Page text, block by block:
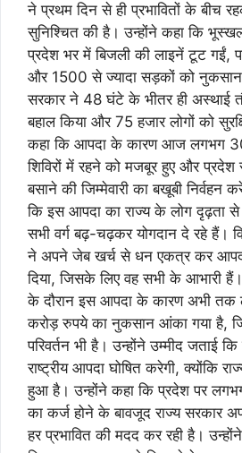
ने प्रथम दिन से ही प्रभावितों के बीच
सुनिश्चित की है। उन्होंने कहा कि
प्रदेश भर में बिजली की लाइनें टूट गईं,
और 1500 से ज्यादा सड़कों को नुकसान
सरकार ने 48 घंटे के भीतर ही अस्थाई
बहाल किया और 75 हजार लोगों को
कहा कि आपदा के कारण आज लगभग
शिविरों में रहने को मजबूर हुए और प्रदेश
बसाने की जिम्मेवारी का बखूबी निर्वहन
कि इस आपदा का राज्य के लोग दृढ़ता
सभी वर्ग बढ़-चढ़कर योगदान दे रहे हैं।
ने अपने जेब खर्च से धन एकत्र कर
दिया, जिसके लिए वह सभी के आभारी
के दौरान इस आपदा के कारण अभी तक
करोड़ रुपये का नुकसान आंका गया है,
परिवर्तन भी है। उन्होंने उम्मीद जताई
राष्ट्रीय आपदा घोषित करेगी, क्योंकि
हुआ है। उन्होंने कहा कि प्रदेश पर
का कर्ज होने के बावजूद राज्य सरकार
हर प्रभावित की मदद कर रही है।